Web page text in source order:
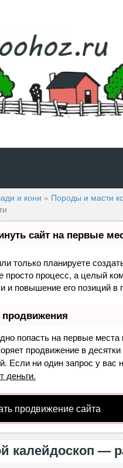
и кони » Породы и масти
сайт на первые
только планируете
просто процесс, а целый
и повышение его позиций в
продвижения
попасть на первые
продвижение в
Если ни один запрос у вас
деньги.
продвижение сайта
калейдоскоп —